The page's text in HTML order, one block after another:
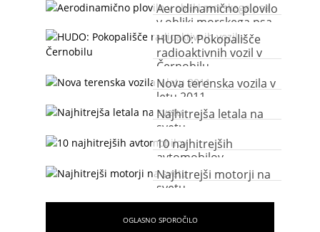
Aerodinamično plovilo
v obliki morskega psa
HUDO: Pokopališče
radioaktivnih vozil v
Černobilu
Nova terenska vozila v
letu 2011
Najhitrejša letala na
svetu
10 najhitrejših
avtomobilov
Najhitrejši motorji na
svetu